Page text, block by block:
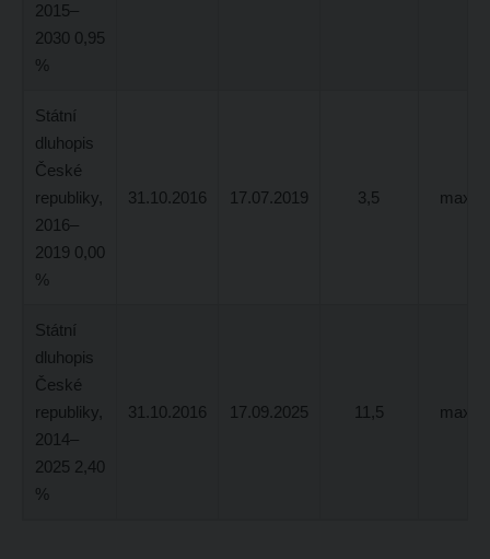
2015–
2030 0,95
%
Státní
dluhopis
České
republiky,
2016–
2019 0,00
%
31.10.2016 17.07.2019 3,5 max
Státní
dluhopis
České
republiky,
2014–
2025 2,40
%
31.10.2016 17.09.2025 11,5 max